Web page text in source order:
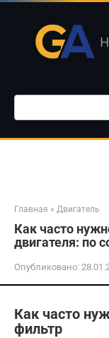
Перейти
контенту
Поиск:
Главная » Двигатель
Как часто
двигателя: по
Опубликовано:
Как часто
фильтр